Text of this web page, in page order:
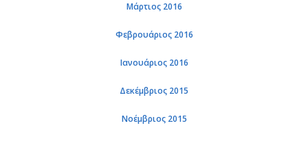
Μάρ­τιος 2016
Φε­βρουά­ριος 2016
Ια­νουά­ριος 2016
Δε­κέμ­βριος 2015
Νο­έμ­βριος 2015